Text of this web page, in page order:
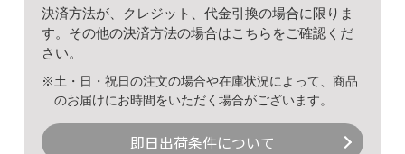
決済方法が、クレジット、代金引換の場合に限りま
す。その他の決済方法の場合はこちら をご確認くだ
さい。
※土・日・祝日の注文の場合や在庫状況によって、商品
のお届けにお時間をいただく場合がございます。
即日出荷条件について